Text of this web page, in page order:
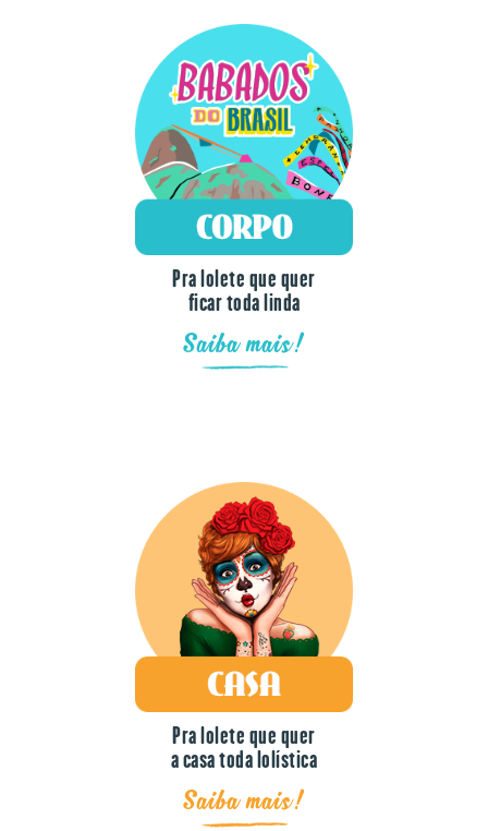
Pra lolete que quer
ficar toda linda
Saiba mais!
Pra lolete que quer
a casa toda lolística
Saiba mais!